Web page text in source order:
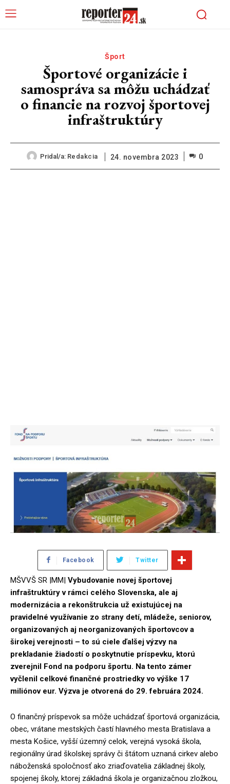
Šport
Športové organizácie i
samospráva sa môžu uchádzať
o financie na rozvoj športovej
infraštruktúry
Pridal/a: Redakcia 24. novembra 2023 0
Facebook Twitter
MŠVVŠ SR |MM| Vybudovanie novej športovej
infraštruktúry v rámci celého Slovenska, ale aj
modernizácia a rekonštrukcia už existujúcej na
pravidelné využívanie zo strany detí, mládeže, seniorov,
organizovaných aj neorganizovaných športovcov a
širokej verejnosti – to sú ciele ďalšej výzvy na
prekladanie žiadostí o poskytnutie príspevku, ktorú
zverejnil Fond na podporu športu. Na tento zámer
vyčlenil celkové finančné prostriedky vo výške 17
miliónov eur. Výzva je otvorená do 29. februára 2024.
O finančný príspevok sa môže uchádzať športová organizácia,
obec, vrátane mestských častí hlavného mesta Bratislava a
mesta Košice, vyšší územný celok, verejná vysoká škola,
regionálny úrad školskej správy či štátom uznaná cirkev alebo
náboženská spoločnosť ako zriaďovatelia základnej školy,
spojenej školy, ktorej základná škola je organizačnou zložkou,